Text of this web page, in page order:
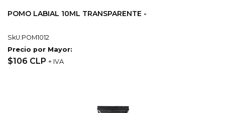
POMO LABIAL 10ML TRANSPARENTE -
SkU:POM1012
Precio por Mayor:
$106 CLP + IVA